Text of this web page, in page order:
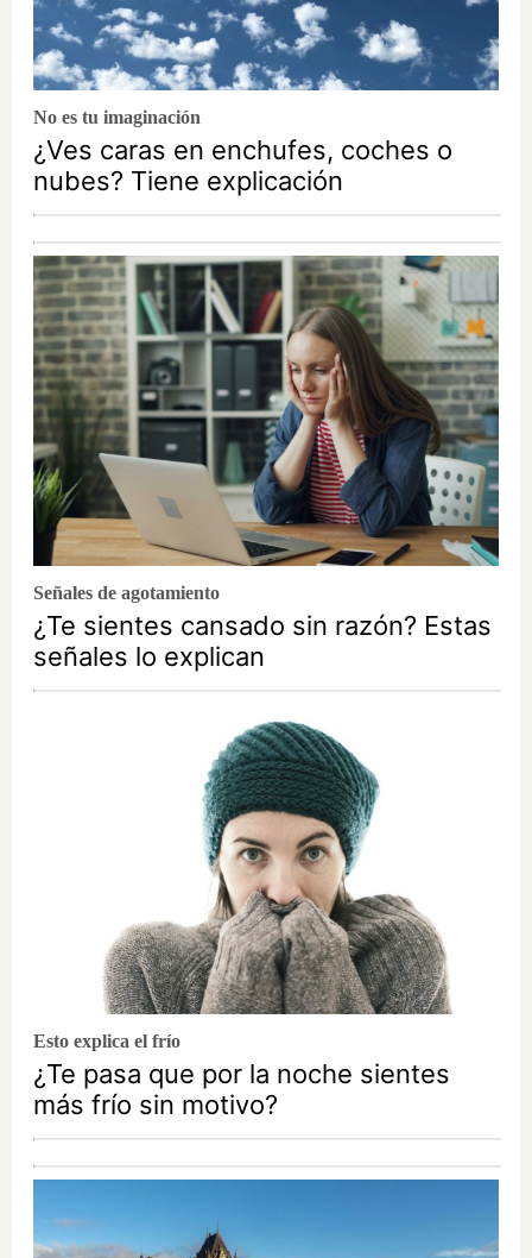
No es tu imaginación
¿Ves caras en enchufes, coches o
nubes? Tiene explicación
Señales de agotamiento
¿Te sientes cansado sin razón? Estas
señales lo explican
Esto explica el frío
¿Te pasa que por la noche sientes
más frío sin motivo?